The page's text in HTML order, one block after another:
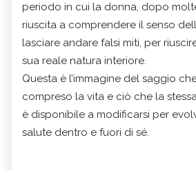
periodo in cui la donna, dopo
riuscita a comprendere il senso
lasciare andare falsi miti, per
sua reale natura interiore.
Questa è l’immagine del saggio
compreso la vita e ciò che la
è disponibile a modificarsi per
salute dentro e fuori di sé.